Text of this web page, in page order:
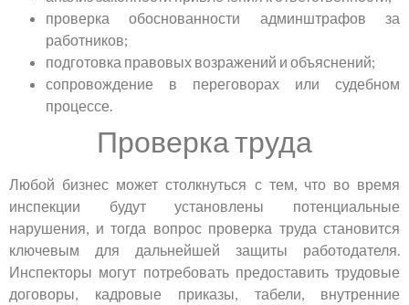
проверка обоснованности админштрафов за
работников;
подготовка правовых возражений и объяснений;
сопровождение в переговорах или судебном
процессе.
Проверка труда
Любой бизнес может столкнуться с тем, что во время
инспекции будут установлены потенциальные
нарушения, и тогда вопрос проверка труда становится
ключевым для дальнейшей защиты работодателя.
Инспекторы могут потребовать предоставить трудовые
договоры, кадровые приказы, табели, внутренние